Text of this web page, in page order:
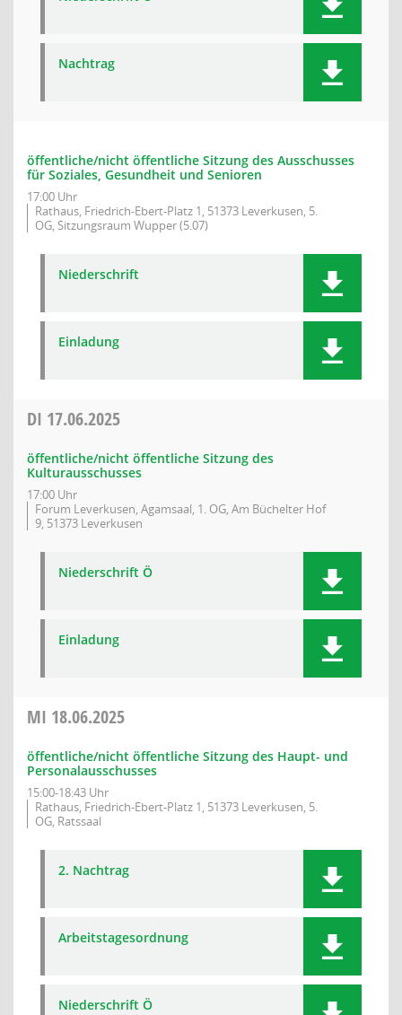
Nachtrag
öffentliche/nicht öffentliche Sitzung des Ausschusses
für Soziales, Gesundheit und Senioren
17:00 Uhr
Rathaus, Friedrich-Ebert-Platz 1, 51373 Leverkusen, 5.
OG, Sitzungsraum Wupper (5.07)
Niederschrift
Einladung
DI 17.06.2025
öffentliche/nicht öffentliche Sitzung des
Kulturausschusses
17:00 Uhr
Forum Leverkusen, Agamsaal, 1. OG, Am Büchelter Hof
9, 51373 Leverkusen
Niederschrift Ö
Einladung
MI 18.06.2025
öffentliche/nicht öffentliche Sitzung des Haupt- und
Personalausschusses
15:00-18:43 Uhr
Rathaus, Friedrich-Ebert-Platz 1, 51373 Leverkusen, 5.
OG, Ratssaal
2. Nachtrag
Arbeitstagesordnung
Niederschrift Ö